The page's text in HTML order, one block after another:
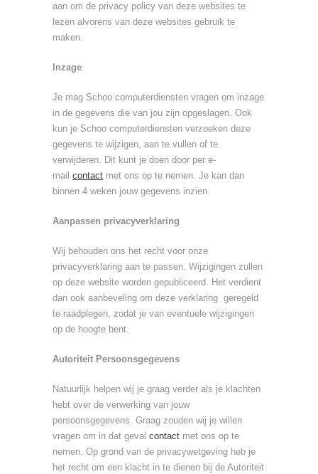
aan om de privacy policy van deze websites te
lezen alvorens van deze websites gebruik te
maken.
Inzage
Je mag Schoo computerdiensten vragen om inzage
in de gegevens die van jou zijn opgeslagen. Ook
kun je Schoo computerdiensten verzoeken deze
gegevens te wijzigen, aan te vullen of te
verwijderen. Dit kunt je doen door per e-
mail contact met ons op te nemen. Je kan dan
binnen 4 weken jouw gegevens inzien.
Aanpassen privacyverklaring
Wij behouden ons het recht voor onze
privacyverklaring aan te passen. Wijzigingen zullen
op deze website worden gepubliceerd. Het verdient
dan ook aanbeveling om deze verklaring geregeld
te raadplegen, zodat je van eventuele wijzigingen
op de hoogte bent.
Autoriteit Persoonsgegevens
Natuurlijk helpen wij je graag verder als je klachten
hebt over de verwerking van jouw
persoonsgegevens. Graag zouden wij je willen
vragen om in dat geval contact met ons op te
nemen. Op grond van de privacywetgeving heb je
het recht om een klacht in te dienen bij de Autoriteit